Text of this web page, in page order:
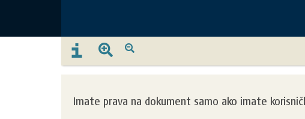
Imate prava na dokument samo ako imate